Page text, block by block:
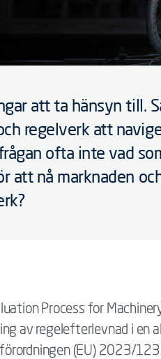
att ta hänsyn till.
regelverk att
ofta inte vad
att nå marknaden
Process for
av regelefterlevnad i en
(EU) 2023/